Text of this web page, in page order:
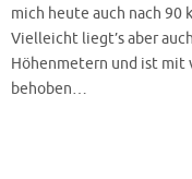
mich heute auch nach
Vielleicht liegt’s aber
Höhenmetern und ist mit
behoben…